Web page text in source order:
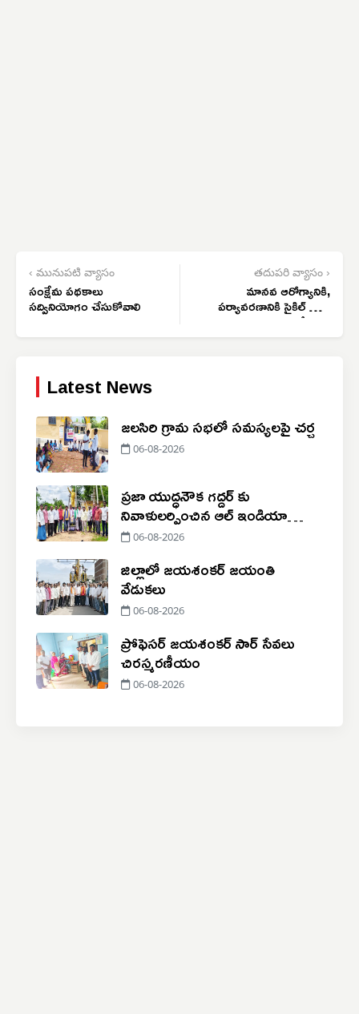
‹ మునుపటి వ్యాసం
సంక్షేమ పథకాలు
సద్వినియోగం చేసుకోవాలి
తదుపరి వ్యాసం ›
మానవ ఆరోగ్యానికి,
పర్యావరణానికి సైకిల్ మేలు
చేస్తుంది
Latest News
జలసిరి గ్రామ సభలో సమస్యలపై చర్చ
06-08-2026
ప్రజా యుద్ధనౌక గద్దర్ కు
నివాళులర్పించిన ఆల్ ఇండియా
అంబేద్కర్ నాయకులు
06-08-2026
జిల్లాలో జయశంకర్ జయంతి
వేడుకలు
06-08-2026
ప్రోఫెసర్ జయశంకర్ సార్ సేవలు
చిరస్మరణీయం
06-08-2026